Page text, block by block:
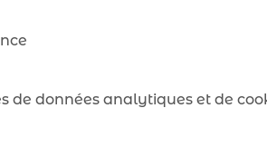
données analytiques et de